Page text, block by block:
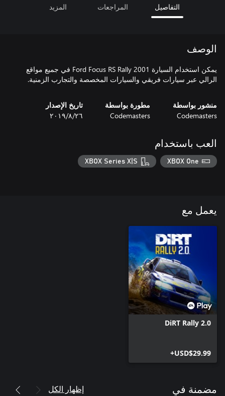
التفاصيل المراجعات المزيد
الوصف
يمكن استخدام السيارة Ford Focus RS Rally 2001 في جميع مواقع
الرالي عبر سيارات فريقي والسيارات المخصصة والتجارب الزمنية.
منشور بواسطة
Codemasters
مطورة بواسطة
Codemasters
تاريخ الإصدار
٢٦‏/٨‏/٢٠١٩
العب باستخدام
XBOX One
XBOX Series X|S
يعمل مع
DiRT Rally 2.0
USD$29.99+
مضمنة في إظهار الكل